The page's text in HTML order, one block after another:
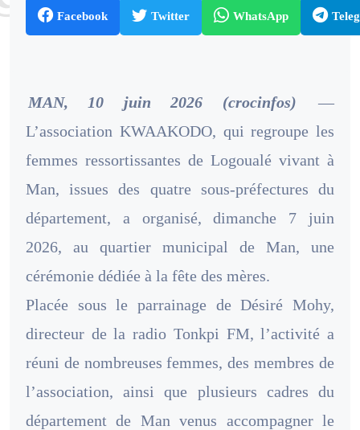
Facebook Twitter WhatsApp
MAN, 10 juin 2026 (crocinfos)
—
L’association KWAAKODO, qui regroupe les
femmes ressortissantes de Logoualé vivant à
Man, issues des quatre sous-préfectures du
département, a organisé, dimanche 7 juin
2026, au quartier municipal de Man, une
cérémonie dédiée à la fête des mères.
Placée sous le parrainage de Désiré Mohy,
directeur de la radio Tonkpi FM, l’activité a
réuni de nombreuses femmes, des membres de
l’association, ainsi que plusieurs cadres du
département de Man venus accompagner le